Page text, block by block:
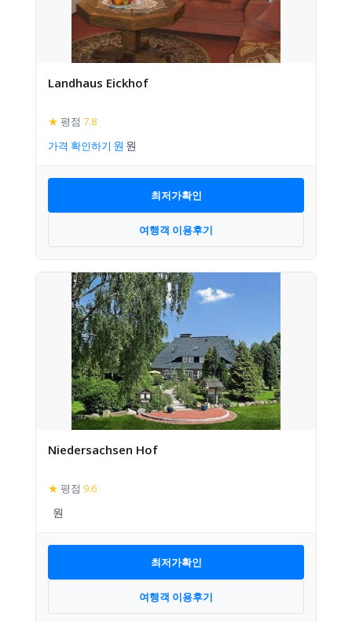
Landhaus Eickhof
★ 평점 7.8
가격 확인하기
최저가확인
여행객 이용후기
Niedersachsen Hof
★ 평점 9.6
최저가확인
여행객 이용후기